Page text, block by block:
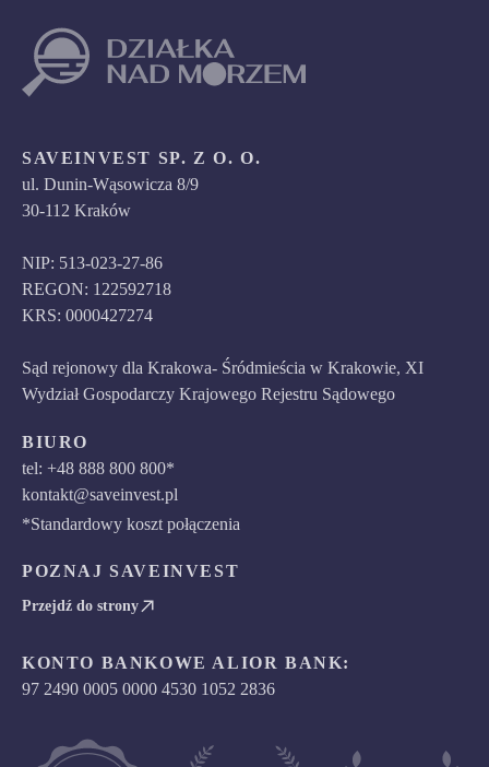
SAVEINVEST SP. Z O. O.
ul. Dunin-Wąsowicza 8/9
30-112 Kraków
NIP: 513-023-27-86
REGON: 122592718
KRS: 0000427274
Sąd rejonowy dla Krakowa- Śródmieścia w Krakowie, XI
Wydział Gospodarczy Krajowego Rejestru Sądowego
BIURO
tel: +48 888 800 800*
kontakt@saveinvest.pl
*Standardowy koszt połączenia
POZNAJ SAVEINVEST
Przejdź do strony
KONTO BANKOWE ALIOR BANK:
97 2490 0005 0000 4530 1052 2836